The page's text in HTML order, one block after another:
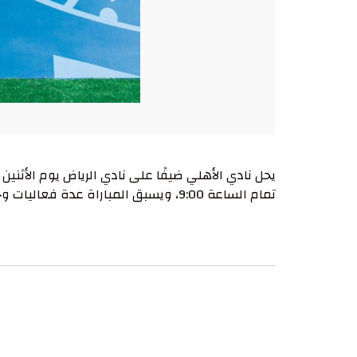
تمام الساعة 9:00، ويسبق المباراة عدة فعاليات وجوائز مصاحبة